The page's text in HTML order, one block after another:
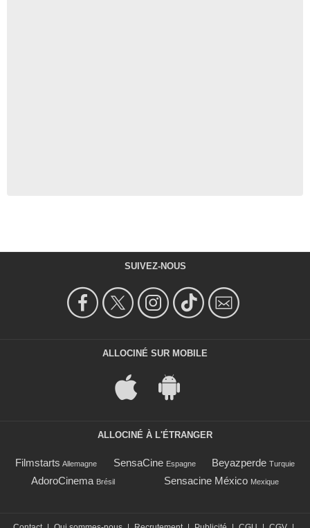
SUIVEZ-NOUS
ALLOCINÉ SUR MOBILE
ALLOCINÉ À L'ÉTRANGER
Filmstarts Allemagne SensaCine Espagne Beyazperde Turquie
AdoroCinema Brésil Sensacine México Mexique